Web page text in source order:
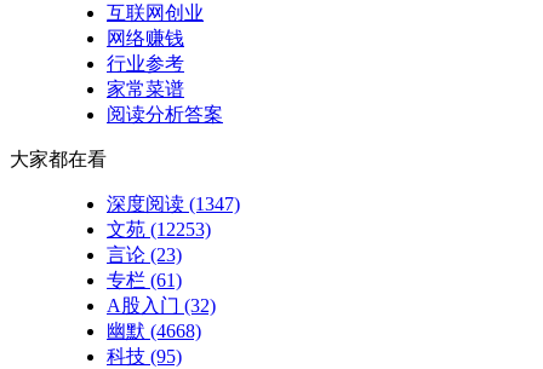
互联网创业
网络赚钱
行业参考
家常菜谱
阅读分析答案
大家都在看
深度阅读 (1347)
文苑 (12253)
言论 (23)
专栏 (61)
A股入门 (32)
幽默 (4668)
科技 (95)